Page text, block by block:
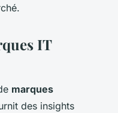
IT
marques
des insights